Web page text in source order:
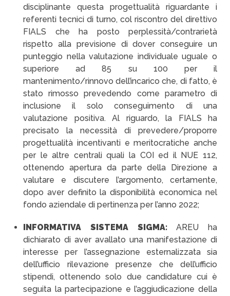
disciplinante questa progettualità riguardante i
referenti tecnici di turno, col riscontro del direttivo
FIALS che ha posto perplessità/contrarietà
rispetto alla previsione di dover conseguire un
punteggio nella valutazione individuale uguale o
superiore ad 85 su 100 per il
mantenimento/rinnovo dell’incarico che, di fatto, è
stato rimosso prevedendo come parametro di
inclusione il solo conseguimento di una
valutazione positiva. Al riguardo, la FIALS ha
precisato la necessità di prevedere/proporre
progettualità incentivanti e meritocratiche anche
per le altre centrali quali la COI ed il NUE 112,
ottenendo apertura da parte della Direzione a
valutare e discutere l’argomento, certamente,
dopo aver definito la disponibilità economica nel
fondo aziendale di pertinenza per l’anno 2022;
INFORMATIVA SISTEMA SIGMA:AREU ha
dichiarato di aver avallato una manifestazione di
interesse per l’assegnazione esternalizzata sia
dell’ufficio rilevazione presenze che dell’ufficio
stipendi, ottenendo solo due candidature cui è
seguita la partecipazione e l’aggiudicazione della